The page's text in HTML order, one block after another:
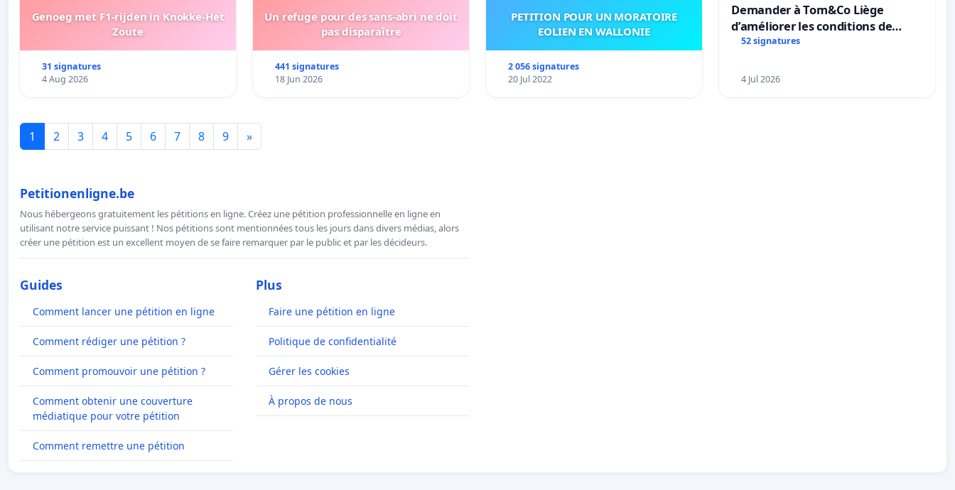
Genoeg met F1-rijden in Knokke-Het
Zoute
31 signatures
4 Aug 2026
Un refuge pour des sans-abri ne doit
pas disparaître
441 signatures
18 Jun 2026
PETITION POUR UN MORATOIRE
EOLIEN EN WALLONIE
2 056 signatures
20 Jul 2022
Demander à Tom&Co Liège
d’améliorer les conditions de
présentation des animaux et de
en magasin
52 signatures
4 Jul 2026
1 2 3 4 5 6 7 8 9 »
Petitionenligne.be
Nous hébergeons gratuitement les pétitions en ligne. Créez une pétition professionnelle en ligne en
utilisant notre service puissant ! Nos pétitions sont mentionnées tous les jours dans divers médias, alors
créer une pétition est un excellent moyen de se faire remarquer par le public et par les décideurs.
Guides
Comment lancer une pétition en ligne
Comment rédiger une pétition ?
Comment promouvoir une pétition ?
Comment obtenir une couverture
médiatique pour votre pétition
Comment remettre une pétition
Plus
Faire une pétition en ligne
Politique de confidentialité
Gérer les cookies
À propos de nous